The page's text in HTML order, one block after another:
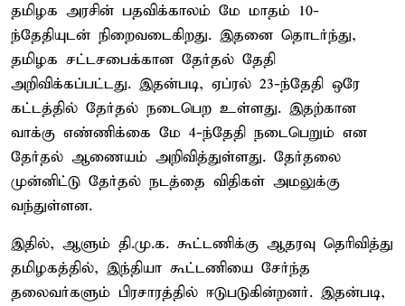
தமிழக அரசின் பதவிக்காலம் மே மாதம் 10-
ந்தேதியுடன் நிறைவடைகிறது. இதனை தொடர்ந்து,
தமிழக சட்டசபைக்கான தேர்தல் தேதி
அறிவிக்கப்பட்டது. இதன்படி, ஏப்ரல் 23-ந்தேதி ஒரே
கட்டத்தில் தேர்தல் நடைபெற உள்ளது. இதற்கான
வாக்கு எண்ணிக்கை மே 4-ந்தேதி நடைபெறும் என
தேர்தல் ஆணையம் அறிவித்துள்ளது. தேர்தலை
முன்னிட்டு தேர்தல் நடத்தை விதிகள் அமலுக்கு
வந்துள்ளன.
இதில், ஆளும் தி.மு.க. கூட்டணிக்கு ஆதரவு தெரிவித்து
தமிழகத்தில், இந்தியா கூட்டணியை சேர்ந்த
தலைவர்களும் பிரசாரத்தில் ஈடுபடுகின்றனர். இதன்படி,